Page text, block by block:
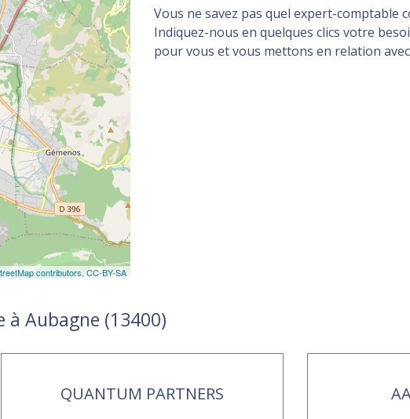
contributors,CC-BY-SA
Vous ne savez pas quel expert-comptable
Indiquez-nous en quelques clics votre
pour vous et vous mettons en relation
Aubagne (13400)
QUANTUM PARTNERS